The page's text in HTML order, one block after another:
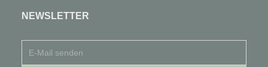
NEWSLETTER